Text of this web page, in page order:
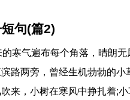
句(篇2)
气遍布每个角落，晴朗无
路两旁，曾经生机勃勃的
来，小树在寒风中挣扎着;